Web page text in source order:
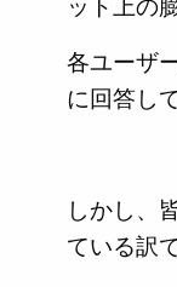
ット上の
各ユーザ
に回答し
しかし、
ている訳